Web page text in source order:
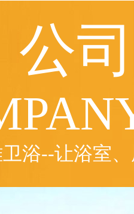
公
浴--让浴室